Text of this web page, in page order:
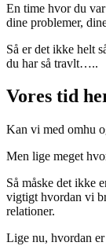
En time hvor du
dine problemer,
Så er det ikke helt
du har så travlt…..
Vores tid
Kan vi med omhu
Men lige meget
Så måske det ikke
vigtigt hvordan vi
relationer.
Lige nu, hvordan